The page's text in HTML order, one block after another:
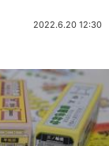
2022.6.20 12:30